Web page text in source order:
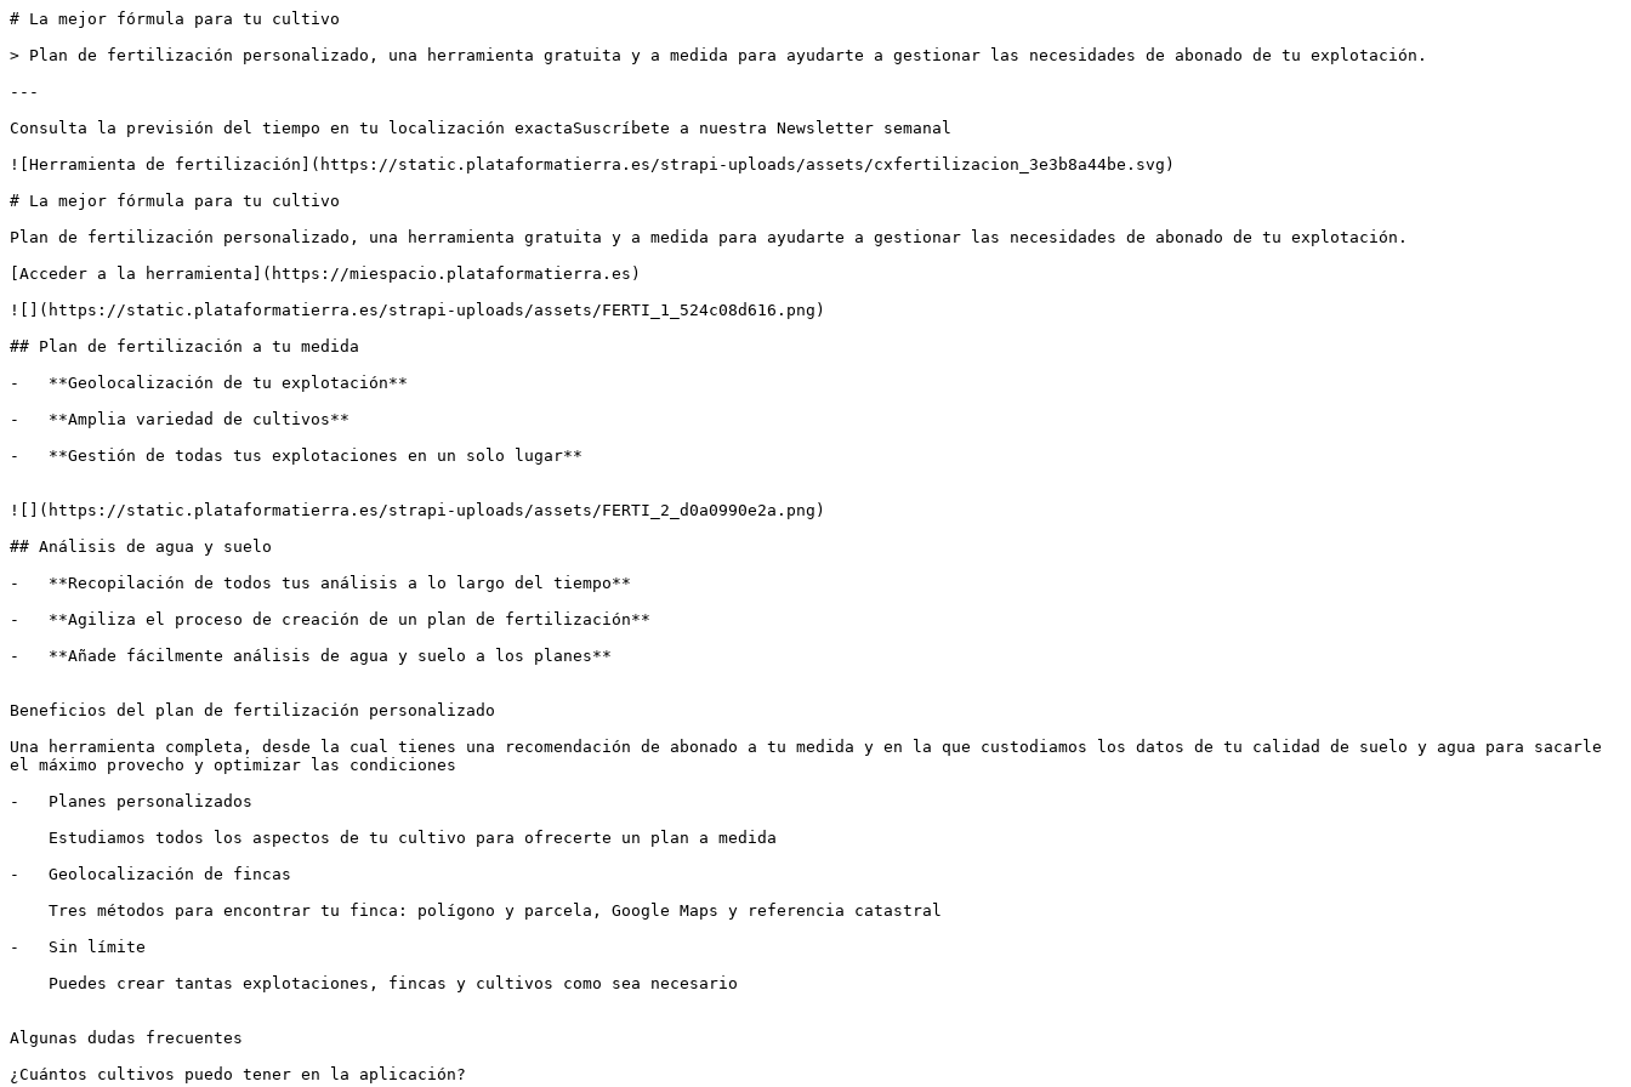
# La mejor fórmula para tu cultivo
> Plan de fertilización personalizado, una herramienta gratuita y a medida para ayudarte a gestionar las necesidades de abonado de tu explotación.
---
Consulta la previsión del tiempo en tu localización exactaSuscríbete a nuestra Newsletter semanal
![Herramienta de fertilización](https://static.plataformatierra.es/strapi-uploads/assets/cxfertilizacion_3e3b8a44be.svg)
# La mejor fórmula para tu cultivo
Plan de fertilización personalizado, una herramienta gratuita y a medida para ayudarte a gestionar las necesidades de abonado de tu explotación.
[Acceder a la herramienta](https://miespacio.plataformatierra.es)
![](https://static.plataformatierra.es/strapi-uploads/assets/FERTI_1_524c08d616.png)
## Plan de fertilización a tu medida
-   **Geolocalización de tu explotación**
-   **Amplia variedad de cultivos**
-   **Gestión de todas tus explotaciones en un solo lugar**
![](https://static.plataformatierra.es/strapi-uploads/assets/FERTI_2_d0a0990e2a.png)
## Análisis de agua y suelo
-   **Recopilación de todos tus análisis a lo largo del tiempo**
-   **Agiliza el proceso de creación de un plan de fertilización**
-   **Añade fácilmente análisis de agua y suelo a los planes**
Beneficios del plan de fertilización personalizado
Una herramienta completa, desde la cual tienes una recomendación de abonado a tu medida y en la que custodiamos los datos de tu calidad de suelo y agua para sacarle
el máximo provecho y optimizar las condiciones
-   Planes personalizados
-   Geolocalización de fincas
-   Sin límite
Algunas dudas frecuentes
¿Cuántos cultivos puedo tener en la aplicación?